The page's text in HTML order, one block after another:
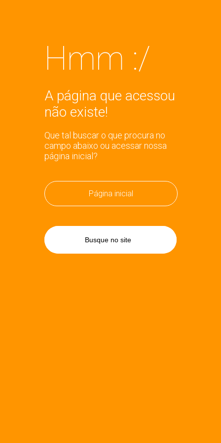
Hmm :/
A página que acessou
não existe!
Que tal buscar o que procura no
campo abaixo ou acessar nossa
página inicial?
Página inicial